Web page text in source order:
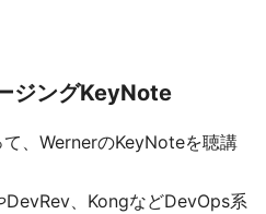
ジングKeyNote
、WernerのKeyNoteを聴講
、KongなどDevOps系